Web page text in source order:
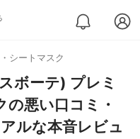
シートマスク
ボーテ) プレミ
悪い口コミ・
ルな本音レビュ